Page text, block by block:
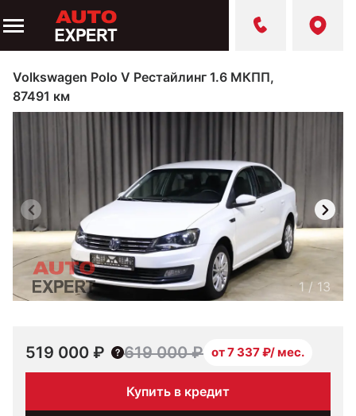
Volkswagen Polo V Рестайлинг 1.6 МКПП,
87491 км
1/ 13
519 000 ₽ 619 000 ₽ от 7 337 ₽/ мес.
Купить в кредит